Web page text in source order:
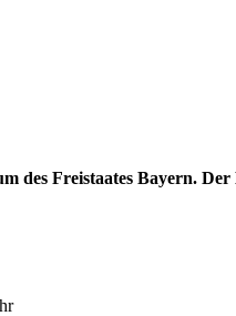
des Freistaates Bayern.